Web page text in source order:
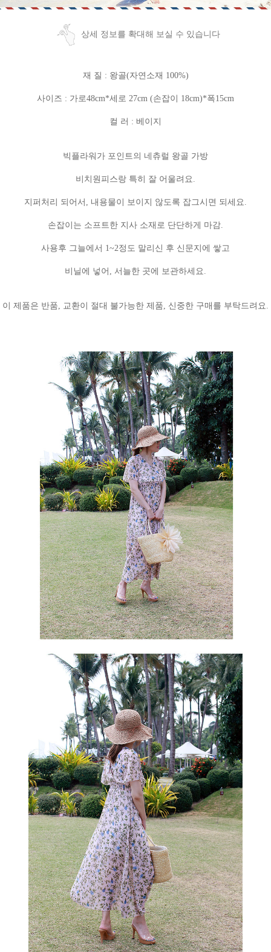
상세 정보를 확대해 보실 수 있습니다
재 질 : 왕골(자연소재 100%)
사이즈 : 가로48cm*세로 27cm (손잡이 18cm)*폭15cm
컬 러 : 베이지
빅플라워가 포인트의 네츄럴 왕골 가방
비치원피스랑 특히 잘 어울려요.
지퍼처리 되어서, 내용물이 보이지 않도록 잡그시면 되세요.
손잡이는 소프트한 지사 소재로 단단하게 마감.
사용후 그늘에서 1~2정도 말리신 후 신문지에 쌓고
비닐에 넣어, 서늘한 곳에 보관하세요.
이 제품은 반품, 교환이 절대 불가능한 제품, 신중한 구매를 부탁드려요.